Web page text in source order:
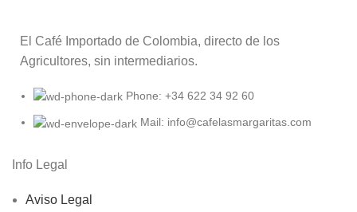
El Café Importado de Colombia, directo de los
Agricultores, sin intermediarios.
Phone: +34 622 34 92 60
Mail: info@cafelasmargaritas.com
Info Legal
Aviso Legal